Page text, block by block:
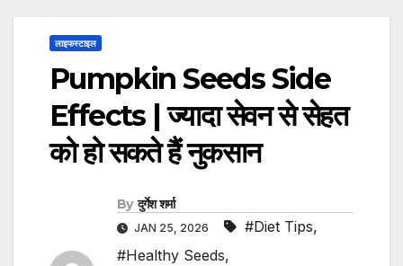
लाइफस्टाइल
Pumpkin Seeds Side
Effects | ज्यादा सेवन से सेहत
को हो सकते हैं नुकसान
By दुर्गेश शर्मा
JAN 25, 2026 #Diet Tips,
#Healthy Seeds,